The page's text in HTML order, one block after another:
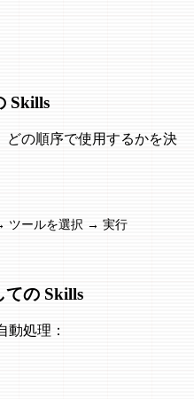
Skills
どの順序で使用するかを決
ツールを選択 → 実行
ての Skills
動処理：